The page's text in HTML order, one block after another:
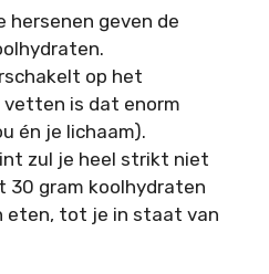
hersenen geven de
op het
vetten is dat enorm
én je lichaam).
zul je heel strikt niet
30 gram koolhydraten
eten, tot je in staat van